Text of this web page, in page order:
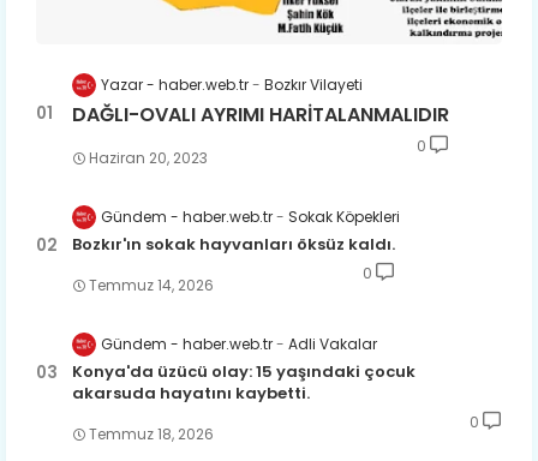
Yazar - haber.web.tr Bozkır Vilayeti
DAĞLI-OVALI AYRIMI HARİTALANMALIDIR
Haziran 20, 2023
0
Gündem - haber.web.tr Sokak Köpekleri
Bozkır'ın sokak hayvanları öksüz kaldı.
Temmuz 14, 2026
0
Gündem - haber.web.tr Adli Vakalar
Konya'da üzücü olay: 15 yaşındaki çocuk
akarsuda hayatını kaybetti.
Temmuz 18, 2026
0